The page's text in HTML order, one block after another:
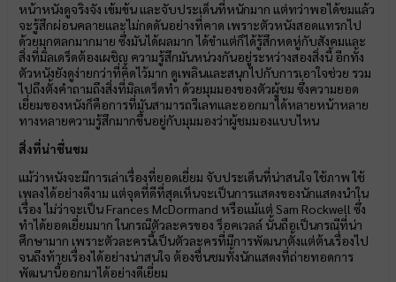
หน้าหนังดูจริงจัง เข้มข้น และจับประเด็นที่หนักมาก แต่ทว่าพอได้ชมแล้ว
จะรู้สึกผ่อนคลายและไม่กดดันอย่างที่คาด เพราะตัวหนังสอดแทรกไป
ด้วยมุกตลกมากมาย ซึ่งมันได้ผลมาก ได้ขำแต่ก็ได้รู้สึกหดหู่กับสังคมและ
สิ่งที่มิลเดร็ดต้องเผชิญ ความรู้สึกมันหน่วงกันอยู่ระหว่างสองสิ่งนี้ อีกทั้ง
ตัวหนังยังดูง่ายกว่าที่คิดไว้มาก ดูเพลินและสนุกไปกับการเอาใจช่วย รวม
ไปถึงตั้งคำถามถึงสิ่งที่มิลเดร็ดทำ ด้วยมุมมองของตัวผู้ชม ซึ่งความยอด
เยี่ยมของหนังก็คือการที่มันสามารถรีเลทและออกมาได้หลายหน้าหลาย
ทางหลายความรู้สึกมากขึ้นอยู่กับมุมมองว่าผู้ชมมองแบบไหน
สิ่งที่น่าชื่นชม
แม้ว่าหนังจะมีการเล่าเรื่องที่ยอดเยี่ยม จับประเด็นที่น่าสนใจ ใช้ภาพ ใช้
เพลงได้อย่างดีงาม แต่จุดที่ดีที่สุดเห็นจะเป็นการแสดงของนักแสดงนำใน
เรื่อง ไม่ว่าจะเป็น Frances McDormand หรือแม้แต่ Sam Rockwell ซึ่ง
ทำได้ยอดเยี่ยมมาก ในกรณีตัวละครของ ร็อคเวลล์ นั้นถือเป็นกรณีที่น่า
ศึกษามาก เพราะตัวละครนี้เป็นตัวละครที่มีการพัฒนาตั้งแต่ต้นเรื่องไป
จนถึงท้ายเรื่องได้อย่างน่าสนใจ ต้องชื่นชมทั้งนักแสดงที่ถ่ายทอดการ
พัฒนานี้ออกมาได้อย่างดีเยี่ยม